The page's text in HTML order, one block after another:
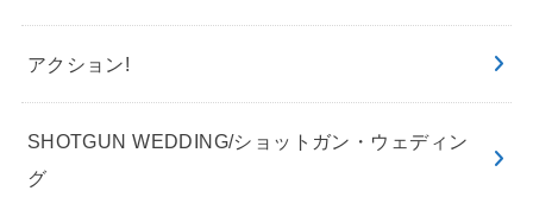
アクション!
SHOTGUN WEDDING/ショットガン・ウェディン
グ